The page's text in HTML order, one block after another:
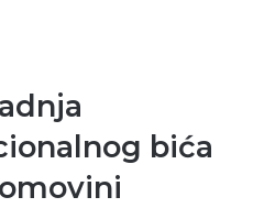
bića